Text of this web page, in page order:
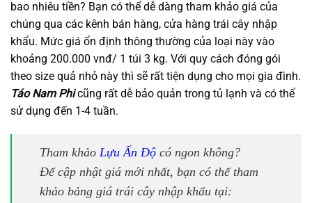
bao nhiêu tiền? Bạn có thể dễ dàng tham khảo giá của
chúng qua các kênh bán hàng, cửa hàng trái cây nhập
khẩu. Mức giá ổn định thông thường của loại này vào
khoảng 200.000 vnđ/ 1 túi 3 kg. Với quy cách đóng gói
theo size quả nhỏ này thì sẽ rất tiện dụng cho mọi gia đình.
Táo Nam Phicũng rất dễ bảo quản trong tủ lạnh và có thể
sử dụng đến 1-4 tuần.
Tham khảo Lựu Ấn Độ có ngon không?
Để cập nhật giá mới nhất, bạn có thể tham
khảo bảng giá trái cây nhập khẩu tại: